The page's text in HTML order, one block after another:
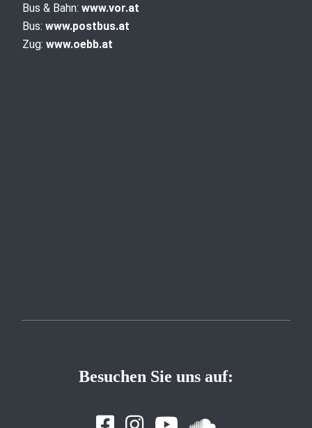
Bus & Bahn: www.vor.at
Bus: www.postbus.at
Zug: www.oebb.at
Besuchen Sie uns auf: